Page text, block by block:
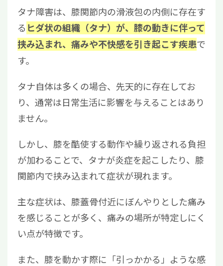
タナ障害は、膝関節内の滑液包の内側に存在す
る ヒダ状の組織（タナ）が、膝の動きに伴って
挟み込まれ、痛みや不快感を引き起こす疾患で
す。
タナ自体は多くの場合、先天的に存在してお
り、通常は日常生活に影響を与えることはあり
ません。
しかし、膝を酷使する動作や繰り返される負担
が加わることで、タナが炎症を起こしたり、膝
関節内で挟み込まれて症状が現れます。
主な症状は、膝蓋骨付近にぼんやりとした痛み
を感じることが多く、痛みの場所が特定しにく
い点が特徴です。
また、膝を動かす際に「引っかかる」ような感